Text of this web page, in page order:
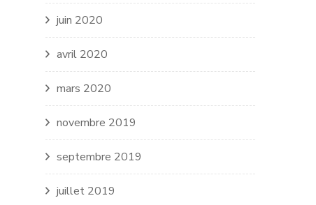
juin 2020
avril 2020
mars 2020
novembre 2019
septembre 2019
juillet 2019